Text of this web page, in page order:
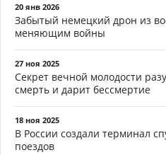
20 янв 2026
Забытый немецкий дрон из
меняющим войны
27 ноя 2025
Секрет вечной молодости
смерть и дарит бессмертие
18 ноя 2025
В России создали терминал
поездов